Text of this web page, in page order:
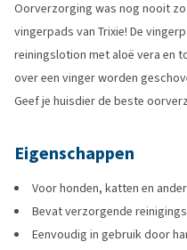
Oorverzorging was nog nooit
vingerpads van Trixie! De
reiningslotion met aloë vera en
over een vinger worden
Geef je huisdier de beste
Eigenschappen
Voor honden, katten en
Bevat verzorgende
Eenvoudig in gebruik door